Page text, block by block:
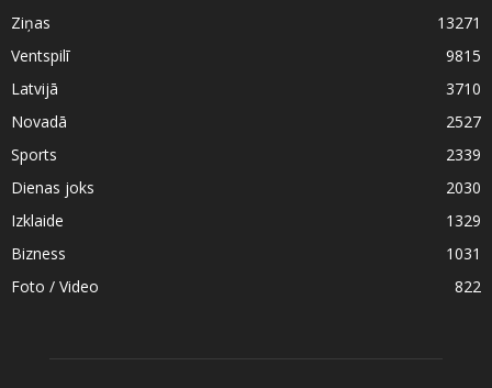
Ziņas
13271
Ventspilī
9815
Latvijā
3710
Novadā
2527
Sports
2339
Dienas joks
2030
Izklaide
1329
Bizness
1031
Foto / Video
822